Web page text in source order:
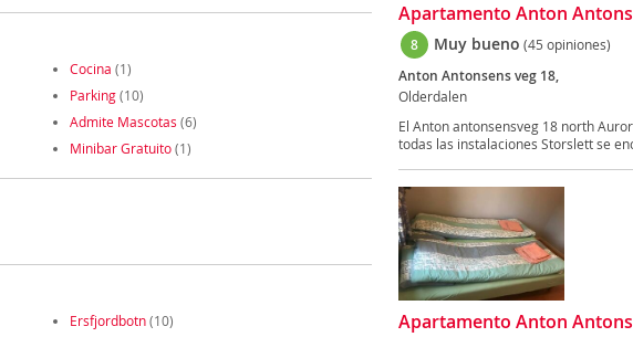
Cocina (1)
Parking(10)
Admite Mascotas (6)
Minibar Gratuito(1)
Ersfjordbotn(10)
Apartamento Anton
8 Muy bueno (45 opiniones)
Anton Antonsens veg 18,
Olderdalen
El Anton antonsensveg 18 north
todas las instalaciones Storslett se
Apartamento Anton